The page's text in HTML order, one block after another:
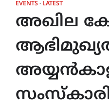
EVENTS LATEST
അഖില